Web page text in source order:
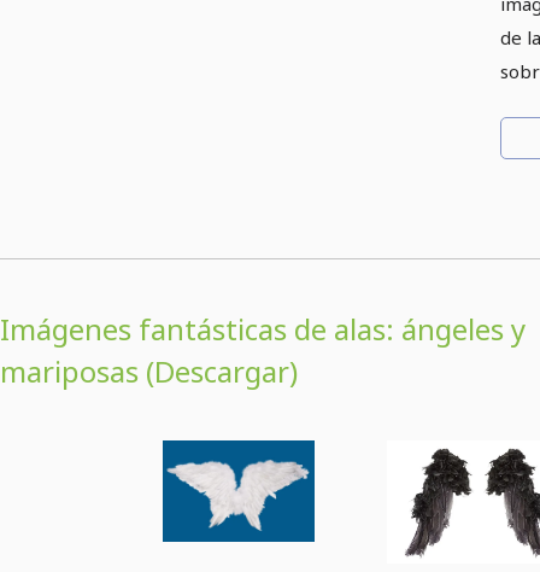
de
Imágenes fantásticas de alas: ángeles y
mariposas (Descargar)